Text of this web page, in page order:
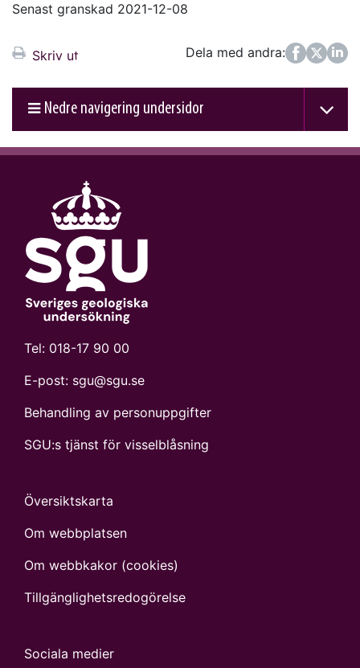
Senast granskad 2021-12-08
Skriv ut Dela med andra:
FacebookTwitter
LinkedIn
Nedre navigering undersidor
Tel: 018-17 90 00
E-post: sgu@sgu.se
Behandling av personuppgifter
SGU:s tjänst för visselblåsning
Översiktskarta
Om webbplatsen
Om webbkakor (cookies)
Tillgänglighets­redogörelse
Sociala medier